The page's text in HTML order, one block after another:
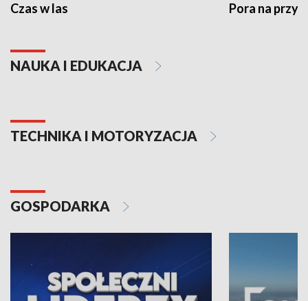
Czas w las Pora na
NAUKA I EDUKACJA
TECHNIKA I MOTORYZACJA
GOSPODARKA